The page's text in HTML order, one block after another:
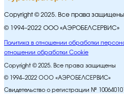
Copyright © 2025. Все права защищены
© 1994–2022 ООО «АЭРОБЕЛСЕРВИС»
Политика в отношении обработки
отношении обработки Cookie
Copyright © 2025. Все права защищены
© 1994–2022 ООО «АЭРОБЕЛСЕРВИС»
Свидетельство о регистрации №